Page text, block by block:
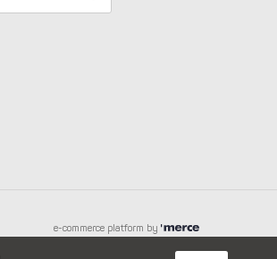
e-commerce platform by